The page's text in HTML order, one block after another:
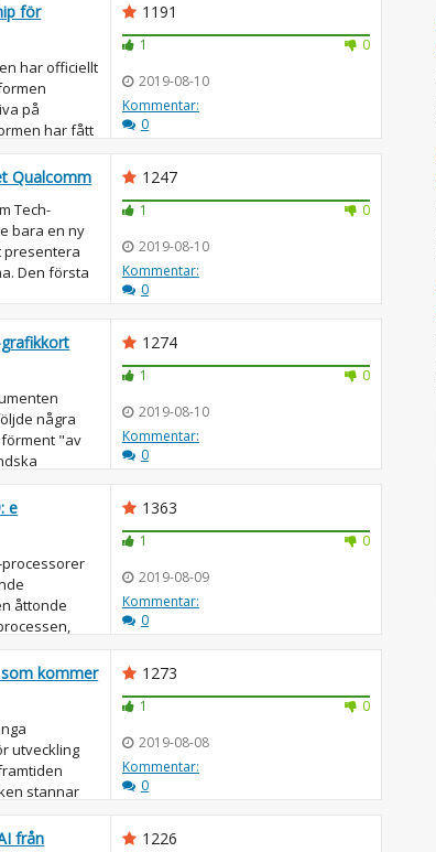
för
har officiellt
på
har fått
1191
1
0
2019-08-10
Kommentar:
0
Qualcomm
Tech-
bara en ny
presentera
Den första
1247
1
0
2019-08-10
Kommentar:
0
några
"av
1274
1
0
2019-08-10
Kommentar:
0
e
åttonde
1363
1
0
2019-08-09
Kommentar:
0
kommer
utveckling
stannar
1273
1
0
2019-08-08
Kommentar:
0
från
1226